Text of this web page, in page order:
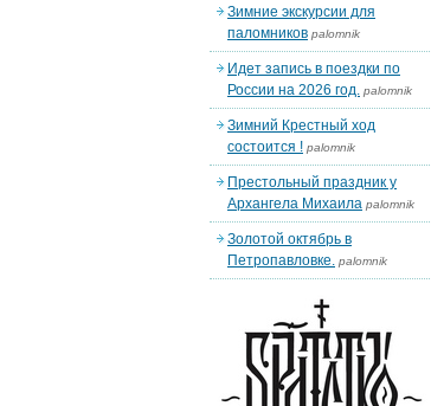
Зимние экскурсии для
паломников palomnik
Идет запись в поездки по
России на 2026 год. palomnik
Зимний Крестный ход
состоится ! palomnik
Престольный праздник у
Архангела Михаила palomnik
Золотой октябрь в
Петропавловке. palomnik